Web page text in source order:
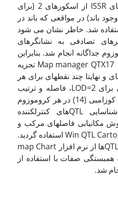
همچنین در مورد نشانگرهای ISSR از اسکورهای 2 (برای
عدم وجود باند) در مواقعی که باند در
استفاده شد. خاطر نشان می شود
تصادفی به نشانگرهای
جداگانه انجام شد. بنابراین
با استفاده از نرم‍افزارMap manager QTX17 (16) تجزیه
و نهایتا چند نقطه­ای برای هر
کروموزوم و با حد بحرانی برای LOD=2، فاصله و ترتیب
بین نشانگرها براساس تابع کوزامبی (14) در هر کروموزوم
مشخص شد. به­منظور شناسایی ­QTL­های کنترل­کننده
مکان­یابی فاصله­ای مرکب و
نرم­افزار Win QTL Cartographer 2.5 (8) استفاده گردید.
برای ترسیم نقشه و محل QTLها از نرم افزار map Chart
همبستگی صفات با استفاده از